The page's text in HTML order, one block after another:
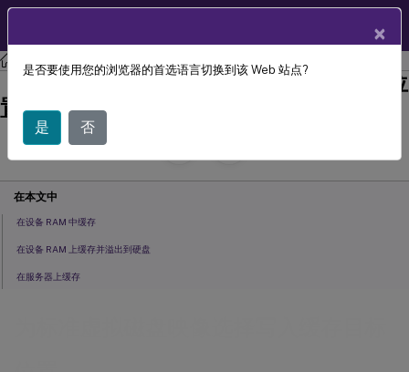
Citrix Provisioning Citrix Provisioning 2407
为标准虚拟磁盘映像选择写入缓存目标位
置
July 29, 2024
C C
在本文中
在设备 RAM 中缓存
在设备 RAM 上缓存并溢出到硬盘
在服务器上缓存
×
是否要使用您的浏览器的首选语言切换到该 Web 站点?
是 否